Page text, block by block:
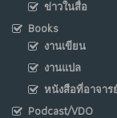
ข่าวในสื่อ
Books
งานเขียน
งานแปล
หนังสือที่อาจาร
Podcast/VDO